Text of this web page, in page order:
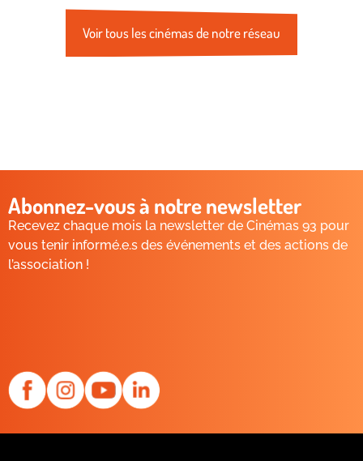
Voir tous les cinémas de notre réseau
Abonnez-vous à notre newsletter
Recevez chaque mois la newsletter de Cinémas 93 pour
vous tenir informé.e.s des événements et des actions de
l’association !